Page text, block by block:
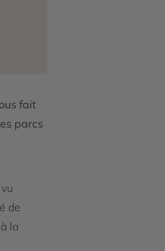
fait
parcs
de
la